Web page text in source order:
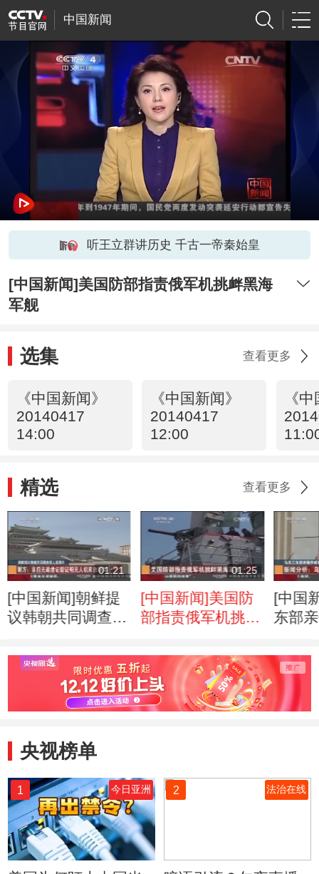
中国新闻
听王立群讲历史 千古一帝秦始皇
[中国新闻]美国防部指责俄军机挑衅黑海
军舰
选集 查看更多
《中国新闻》
20140417
14:00
《中国新闻》
20140417
12:00
《
精选 查看更多
01:21
[中国新闻]朝鲜提
议韩朝共同调查无
以拒绝
01:25
[中国新闻]美国防
部指责俄军机挑衅
[中国
东部
乌克
武？
央视榜单
1 今日亚洲 2 法治在线